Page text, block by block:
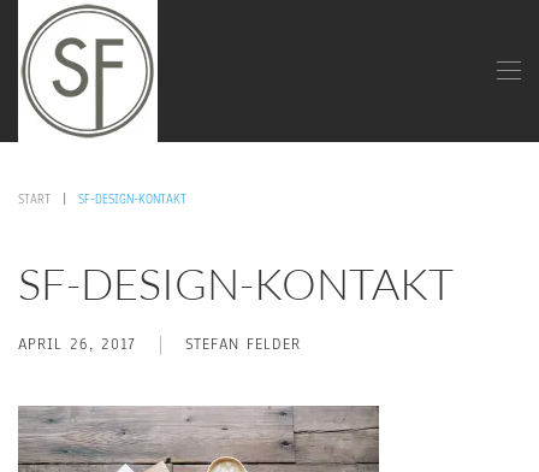
START SF-DESIGN-KONTAKT
SF-DESIGN-KONTAKT
APRIL 26, 2017 STEFAN FELDER